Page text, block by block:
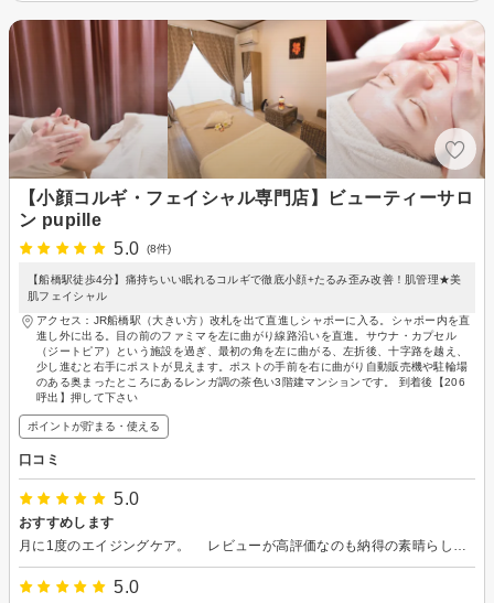
【小顔コルギ・フェイシャル専門店】ビューティーサロ
ン pupille
5.0
(8件)
【船橋駅徒歩4分】痛持ちいい眠れるコルギで徹底小顔+たるみ歪み改善！肌管理★美
肌フェイシャル
アクセス：JR船橋駅（大きい方）改札を出て直進しシャポーに入る。シャポー内を直
進し外に出る。目の前のファミマを左に曲がり線路沿いを直進。サウナ・カプセル
（ジートピア）という施設を過ぎ、最初の角を左に曲がる、左折後、十字路を越え、
少し進むと右手にポストが見えます。ポストの手前を右に曲がり自動販売機や駐輪場
のある奥まったところにあるレンガ調の茶色い3階建マンションです。 到着後【206
呼出】押して下さい
ポイントが貯まる・使える
口コミ
5.0
おすすめします
5.0